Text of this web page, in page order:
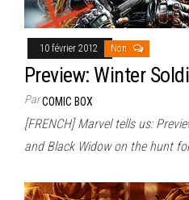
10 février 2012 Non
Preview: Winter
ParCOMIC BOX
[FRENCH] Marvel tells us:
and Black Widow on the hunt